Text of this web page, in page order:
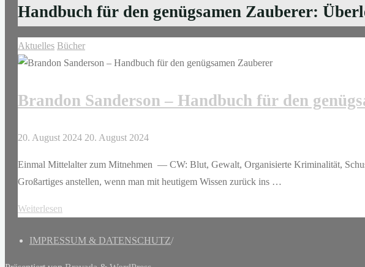
Handbuch für den genügsamen Zauberer:
Aktuelles Bücher
Brandon Sanderson – Handbuch für den
20. August 2024 20. August 2024
Einmal Mittelalter zum Mitnehmen — CW: Blut, Gewalt, Organisierte Kriminalität,
Großartiges anstellen, wenn man mit heutigem Wissen zurück ins …
Weiterlesen
–
IMPRESSUM & DATENSCHUTZ/